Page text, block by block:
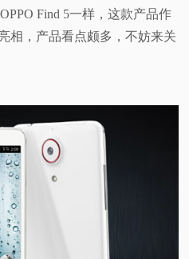
Find 5一样，这款产品作
相，产品看点颇多，不妨来关